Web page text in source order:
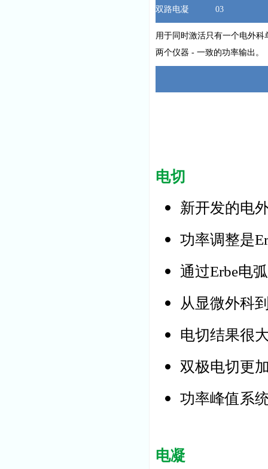
双路电凝 03
用于同时激活只有一个电外科
两个仪器 - 一致的功率输出。
电切
新开发的电
功率调整是
通过Erbe电
从显微外科
电切结果很
双极电切更
功率峰值系
电凝